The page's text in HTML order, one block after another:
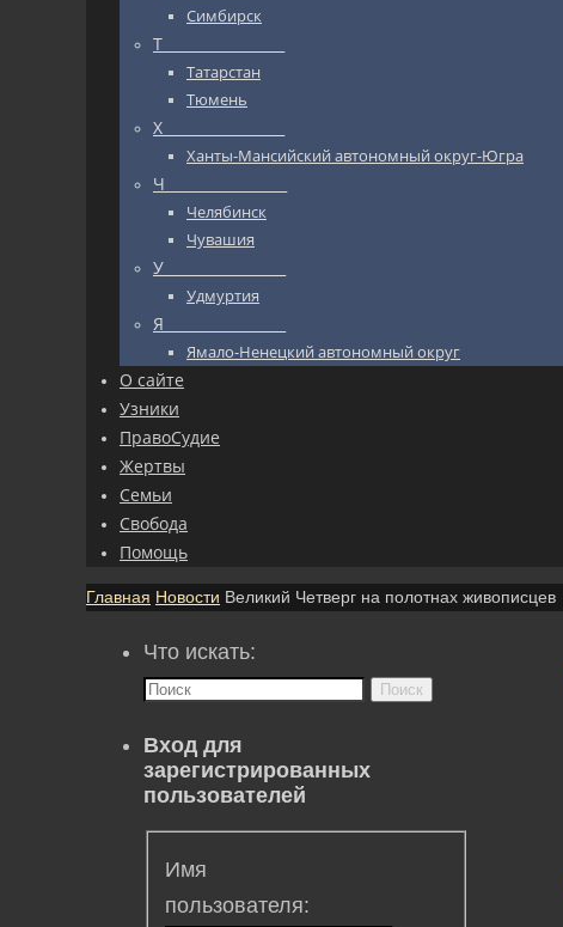
Симбирск
Т_________________
Татарстан
Тюмень
Х_________________
Ханты-Мансийский автономный округ-Югра
Ч_________________
Челябинск
Чувашия
У_________________
Удмуртия
Я_________________
Ямало-Ненецкий автономный округ
О сайте
Узники
ПравоСудие
Жертвы
Семьи
Свобода
Помощь
Главная Новости Великий Четверг на полотнах живописцев
Что искать:
Поиск
Вход для
зарегистрированных
пользователей
Имя
пользователя: